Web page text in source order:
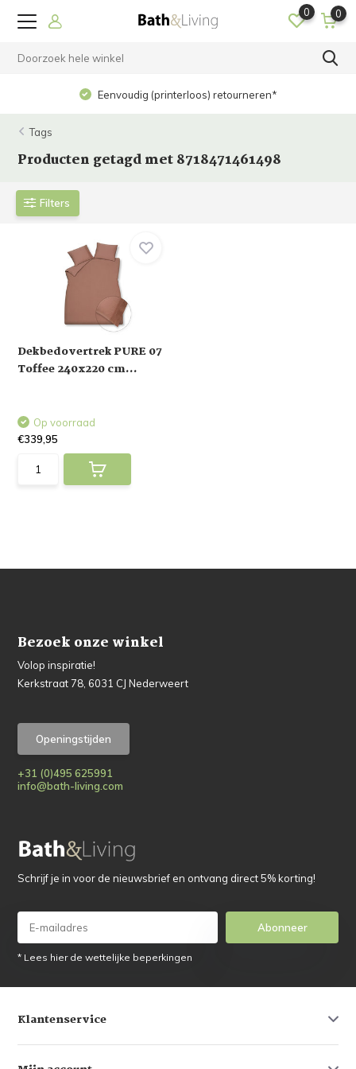
0 0
Eenvoudig (printerloos) retourneren*
Tags
Producten getagd met 8718471461498
Filters
Dekbedovertrek PURE 07
Toffee 240x220 cm...
Op voorraad
€339,95
Bezoek onze winkel
Volop inspiratie!
Kerkstraat 78, 6031 CJ Nederweert
Openingstijden
+31 (0)495 625991
info@bath-living.com
Schrijf je in voor de nieuwsbrief en ontvang direct 5% korting!
Abonneer
* Lees hier de wettelijke beperkingen
Klantenservice